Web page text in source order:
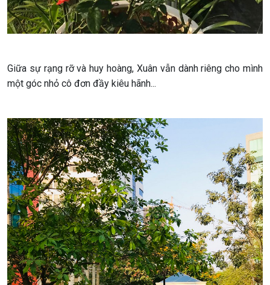
Giữa sự rạng rỡ và huy hoàng, Xuân vẫn dành riêng cho mình
một góc nhỏ cô đơn đầy kiêu hãnh...